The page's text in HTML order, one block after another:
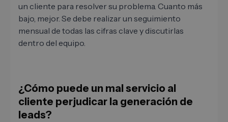
un cliente para resolver su problema. Cuanto más
bajo, mejor. Se debe realizar un seguimiento
mensual de todas las cifras clave y discutirlas
dentro del equipo.
¿Cómo puede un mal servicio al
cliente perjudicar la generación de
leads?